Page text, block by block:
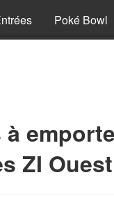
Poké Bowl
ZI